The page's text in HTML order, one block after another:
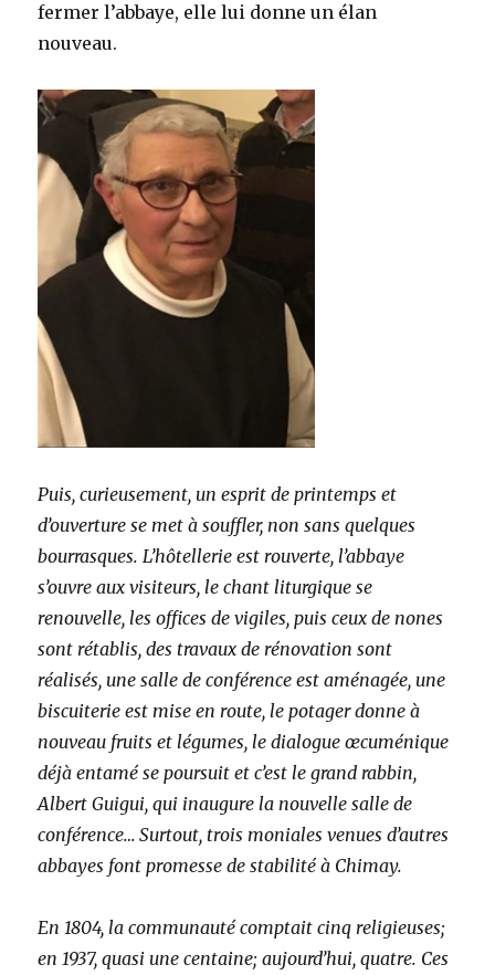
fermer l’abbaye, elle lui donne un élan
nouveau.
Puis, curieusement, un esprit de printemps et
d’ouverture se met à souffler, non sans quelques
bourrasques. L’hôtellerie est rouverte, l’abbaye
s’ouvre aux visiteurs, le chant liturgique se
renouvelle, les offices de vigiles, puis ceux de nones
sont rétablis, des travaux de rénovation sont
réalisés, une salle de conférence est aménagée, une
biscuiterie est mise en route, le potager donne à
nouveau fruits et légumes, le dialogue œcuménique
déjà entamé se poursuit et c’est le grand rabbin,
Albert Guigui, qui inaugure la nouvelle salle de
conférence… Surtout, trois moniales venues d’autres
abbayes font promesse de stabilité à Chimay.
En 1804, la communauté comptait cinq religieuses;
en 1937, quasi une centaine; aujourd’hui, quatre. Ces